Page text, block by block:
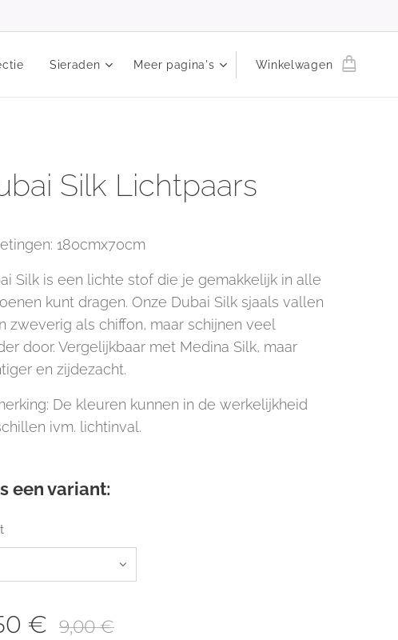
Sieraden Meer pagina's Winkelwagen
Silk Lichtpaars
180cmx70cm
Silk is een lichte stof die je gemakkelijk in alle
kunt dragen. Onze Dubai Silk sjaals vallen
zweverig als chiffon, maar schijnen veel
door. Vergelijkbaar met Medina Silk, maar
en zijdezacht.
De kleuren kunnen in de werkelijkheid
ivm. lichtinval.
een variant:
€ 9,00€